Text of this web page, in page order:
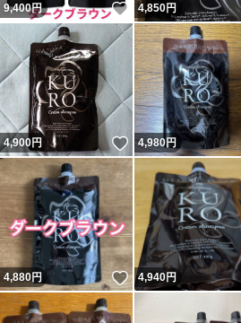
9,400円 いいね！
4,850円
4,900円 いいね！
4,980円
4,880円 いいね！
4,940円